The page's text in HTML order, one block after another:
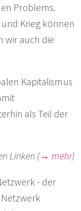
Problems.
Krieg können
wir auch die
Kapitalismus
als Teil der
Linken (→ mehr)
- der